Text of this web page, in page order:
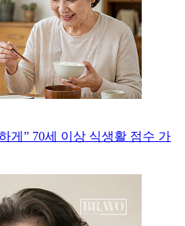
게” 70세 이상 식생활 점수 가